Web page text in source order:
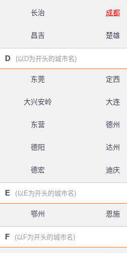
长治 成都
昌吉 楚雄
D (以D为开头的城市名)
东莞 定西
大兴安岭 大连
东营 德州
德阳 达州
德宏 迪庆
E (以E为开头的城市名)
鄂州 恩施
F (以F为开头的城市名)